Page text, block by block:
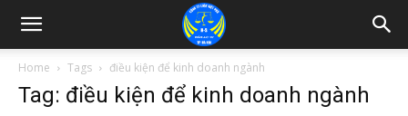
Home Tags điều kiện để kinh doanh ngành
Tag: điều kiện để kinh doanh ngành